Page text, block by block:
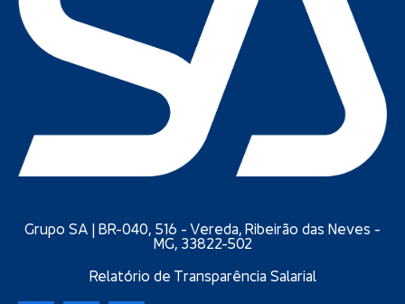
Grupo SA | BR-040, 516 - Vereda, Ribeirão das Neves -
MG, 33822-502
Relatório de Transparência Salarial